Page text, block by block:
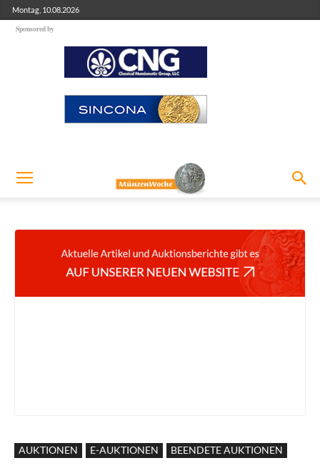
Montag, 10.08.2026
Sponsored by
AUKTIONEN E-AUKTIONEN BEENDETE AUKTIONEN